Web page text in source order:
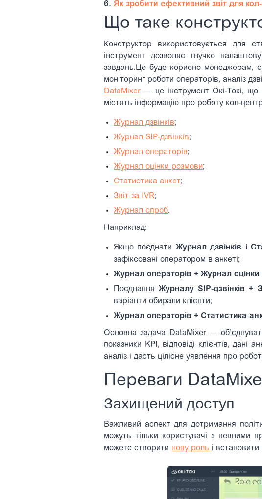
6. Як зробити ефективний звіт для
Що таке
Конструктор використовується для
інструмент дозволяє гнучко
завдань.Це буде корисно менеджерам,
моніторинг роботи операторів, аналіз
DataMixer — це інструмент Окі-Токі, що
містять інформацію про роботу кол-
Журнал дзвінків;
Журнал SIP-дзвінків;
Журнал операторів;
Журнал оцінки розмови;
Статистика анкет;
Звіт за IVR;
Журнал спроб.
Наприклад:
Якщо поєднати Журнал дзвінків і
зафіксовані оператором в анкеті;
Журнал операторів + Журнал
Поєднання Журналу SIP-дзвінків +
варіанти обирали клієнти;
Журнал операторів + Статистика
Основна задача DataMixer —
показники KPI, відповіді клієнтів,
аналіз і дасть цілісне уявлення про
Переваги
Захищений доступ
Важливий аспект для дотримання
можуть тільки користувачі з певними
можете створити нову роль і встановити